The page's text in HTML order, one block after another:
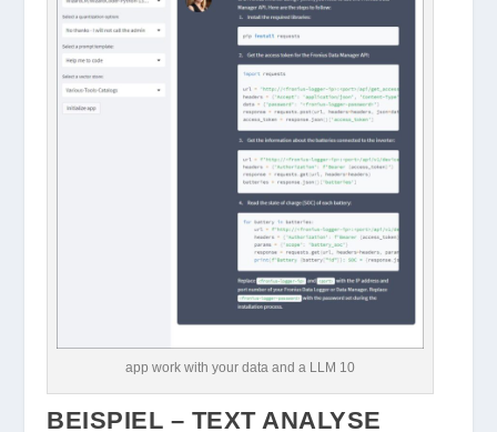
app work with your data and a LLM 10
BEISPIEL – TEXT ANALYSE